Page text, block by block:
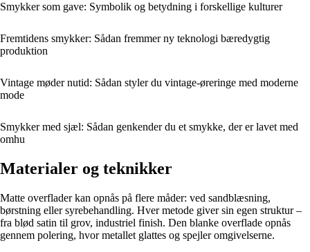
Smykker som gave: Symbolik og betydning i forskellige kulturer
Fremtidens smykker: Sådan fremmer ny teknologi bæredygtig
produktion
Vintage møder nutid: Sådan styler du vintage-øreringe med moderne
mode
Smykker med sjæl: Sådan genkender du et smykke, der er lavet med
omhu
Materialer og teknikker
Matte overflader kan opnås på flere måder: ved sandblæsning,
børstning eller syrebehandling. Hver metode giver sin egen struktur –
fra blød satin til grov, industriel finish. Den blanke overflade opnås
gennem polering, hvor metallet glattes og spejler omgivelserne.